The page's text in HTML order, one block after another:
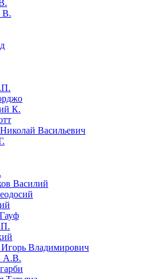
В.
К.
Васильевич
Василий
Владимирович
А.В.